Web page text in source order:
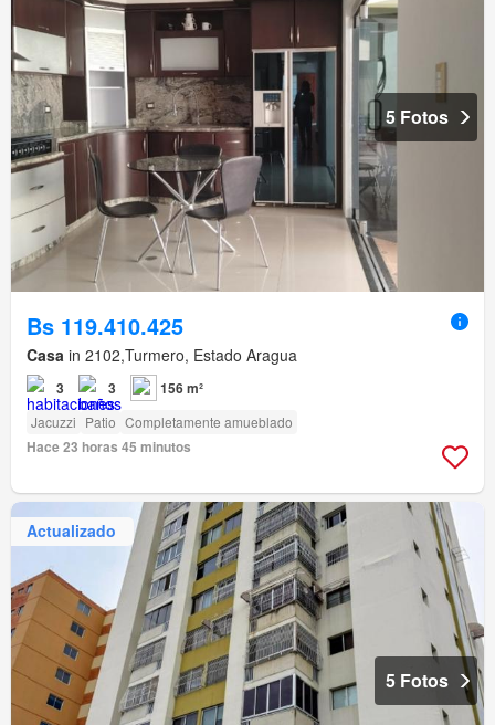
5 Fotos
Bs 119.410.425
Casa in 2102,Turmero, Estado Aragua
3 3 156 m²
Jacuzzi Patio Completamente amueblado
Hace 23 horas 45 minutos
Actualizado
5 Fotos